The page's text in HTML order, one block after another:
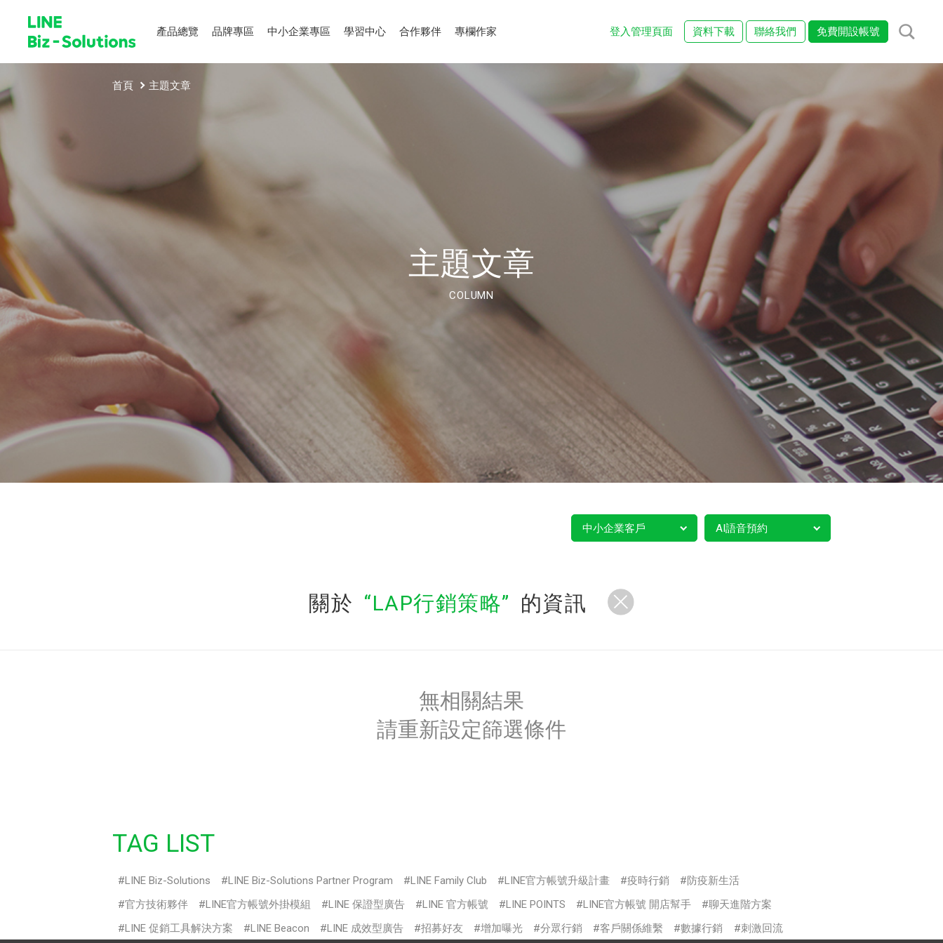
產品總覽 品牌專區 中小企業專區 學習中心 合作夥伴 專欄作家 登入管理頁面 資料下載 聯絡我們 免費開設帳號
首頁 主題文章
主題文章
COLUMN
中小企業客戶 AI語音預約
關於 LAP行銷策略 的資訊
無相關結果
請重新設定篩選條件
TAG LIST
LINE Biz-Solutions LINE Biz-Solutions Partner Program LINE Family Club LINE官方帳號升級計畫 疫時行銷
防疫新生活
官方技術夥伴
LINE官方帳號外掛模組 LINE 保證型廣告 LINE 官方帳號 LINE POINTS LINE官方帳號 開店幫手
聊天進階方案
LINE 促銷工具解決方案
LINE Beacon LINE 成效型廣告 招募好友 增加曝光 分眾行銷 客戶關係維繫 數據行銷 刺激回流